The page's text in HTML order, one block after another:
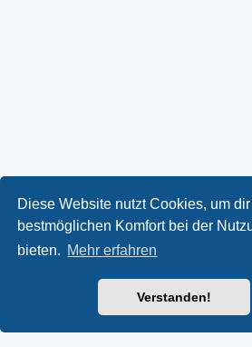
Diese Website nutzt Cookies, um
bestmöglichen Komfort bei der
bieten. Mehr erfahren
Verstanden!